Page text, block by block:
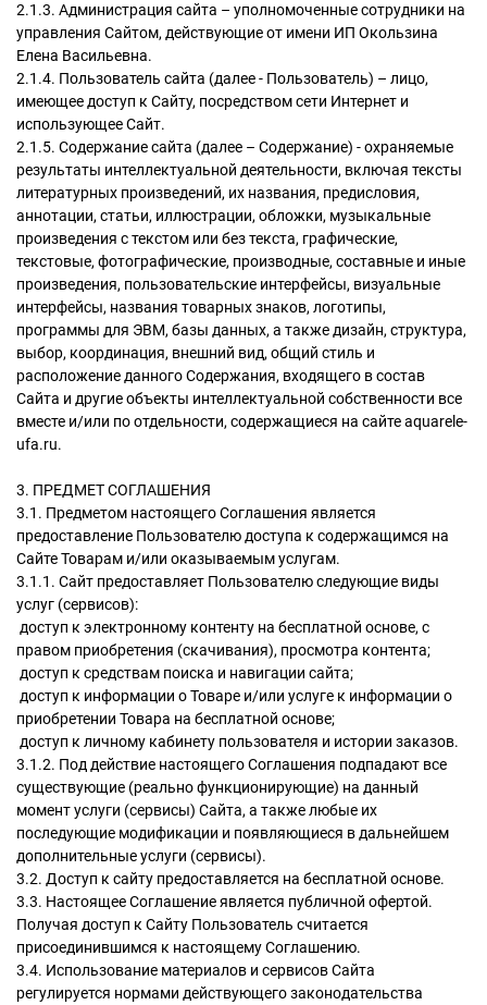
2.1.3. Администрация сайта – уполномоченные сотрудники на
управления Сайтом, действующие от имени ИП Окользина
Елена Васильевна.
2.1.4. Пользователь сайта (далее - Пользователь) – лицо,
имеющее доступ к Сайту, посредством сети Интернет и
использующее Сайт.
2.1.5. Содержание сайта (далее – Содержание) - охраняемые
результаты интеллектуальной деятельности, включая тексты
литературных произведений, их названия, предисловия,
аннотации, статьи, иллюстрации, обложки, музыкальные
произведения с текстом или без текста, графические,
текстовые, фотографические, производные, составные и иные
произведения, пользовательские интерфейсы, визуальные
интерфейсы, названия товарных знаков, логотипы,
программы для ЭВМ, базы данных, а также дизайн, структура,
выбор, координация, внешний вид, общий стиль и
расположение данного Содержания, входящего в состав
Сайта и другие объекты интеллектуальной собственности все
вместе и/или по отдельности, содержащиеся на сайте aquarele-
ufa.ru.
3. ПРЕДМЕТ СОГЛАШЕНИЯ
3.1. Предметом настоящего Соглашения является
предоставление Пользователю доступа к содержащимся на
Сайте Товарам и/или оказываемым услугам.
3.1.1. Сайт предоставляет Пользователю следующие виды
услуг (сервисов):
­ доступ к электронному контенту на бесплатной основе, с
правом приобретения (скачивания), просмотра контента;
­ доступ к средствам поиска и навигации сайта;
­ доступ к информации о Товаре и/или услуге к информации о
приобретении Товара на бесплатной основе;
­ доступ к личному кабинету пользователя и истории заказов.
3.1.2. Под действие настоящего Соглашения подпадают все
существующие (реально функционирующие) на данный
момент услуги (сервисы) Сайта, а также любые их
последующие модификации и появляющиеся в дальнейшем
дополнительные услуги (сервисы).
3.2. Доступ к сайту предоставляется на бесплатной основе.
3.3. Настоящее Соглашение является публичной офертой.
Получая доступ к Сайту Пользователь считается
присоединившимся к настоящему Соглашению.
3.4. Использование материалов и сервисов Сайта
регулируется нормами действующего законодательства